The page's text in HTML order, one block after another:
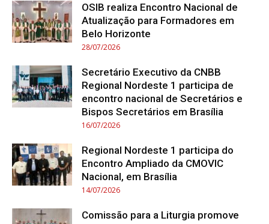
OSIB realiza Encontro Nacional de
Atualização para Formadores em
Belo Horizonte
28/07/2026
Secretário Executivo da CNBB
Regional Nordeste 1 participa de
encontro nacional de Secretários e
Bispos Secretários em Brasília
16/07/2026
Regional Nordeste 1 participa do
Encontro Ampliado da CMOVIC
Nacional, em Brasília
14/07/2026
Comissão para a Liturgia promove